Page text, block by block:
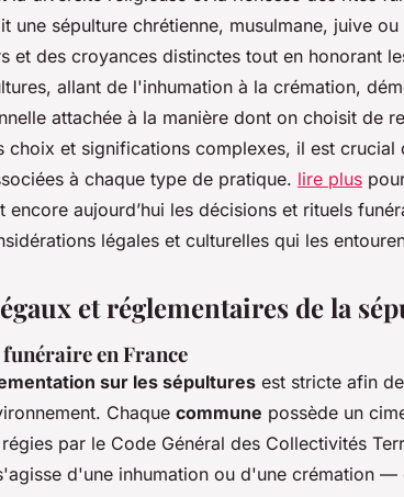
une sépulture chrétienne, musulmane, juive
et des croyances distinctes tout en honorant
allant de l'inhumation à la crémation,
attachée à la manière dont on choisit de
choix et significations complexes, il est
à chaque type de pratique. lire plus
encore aujourd’hui les décisions et rituels
légales et culturelles qui les
et réglementaires de la
en France
sur les sépultures est stricte afin
Chaque commune possède un
par le Code Général des Collectivités
d'une inhumation ou d'une crémation —